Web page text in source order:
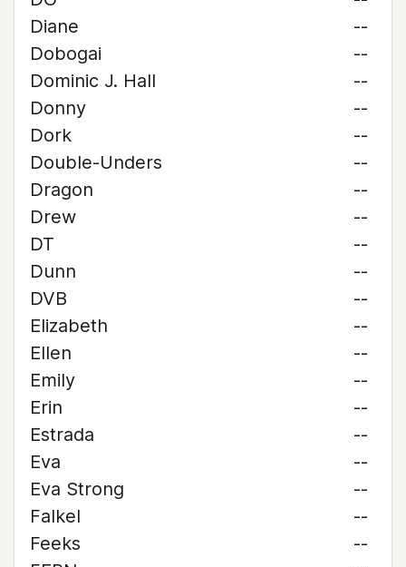
Diane
--
Dobogai
--
Dominic J. Hall
--
Donny
--
Dork
--
Double-Unders
--
Dragon
--
Drew
--
DT
--
Dunn
--
DVB
--
Elizabeth
--
Ellen
--
Emily
--
Erin
--
Estrada
--
Eva
--
Eva Strong
--
Falkel
--
Feeks
--